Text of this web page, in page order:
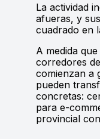
La actividad
afueras, y
cuadrado en
A medida
corredores
comienzan a
pueden
concretas:
para e-
provincial